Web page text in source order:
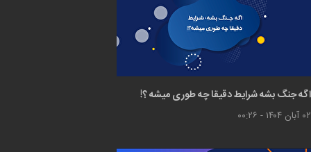
اگه جنگ بشه شرایط دقیقا چه طوری میشه ؟!
۰۲ آبان ۱۴۰۴ - ۰۰:۲۶